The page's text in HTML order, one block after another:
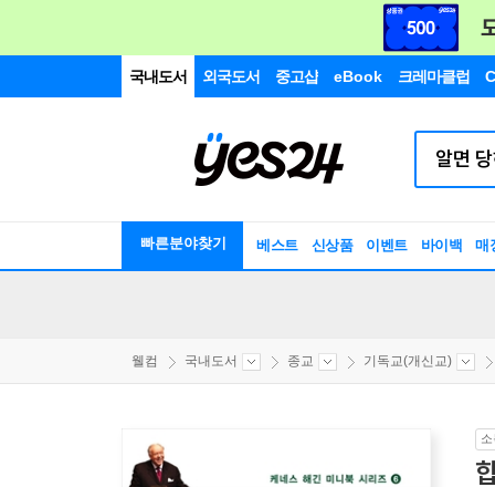
국내도서 외국도서 중고샵 eBook 크레마클럽
빠른분야찾기 베스트 신상품 이벤트 바이백 매
웰컴 국내도서 종교 기독교(개신교)